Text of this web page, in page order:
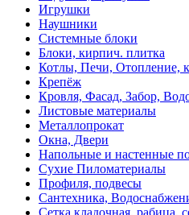
Игрушки
Наушники
Системные блоки
Блоки, кирпич. плитка
Котлы, Печи, Отопление,
Крепёж
Кровля, Фасад, Забор,
Листовые материалы
Металлопрокат
Окна, Двери
Напольные и настенные
Сухие Пиломатериалы
Профиля, подвесы
Сантехника,